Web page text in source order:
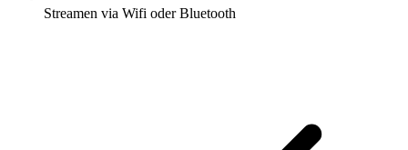
Streamen via Wifi oder Bluetooth